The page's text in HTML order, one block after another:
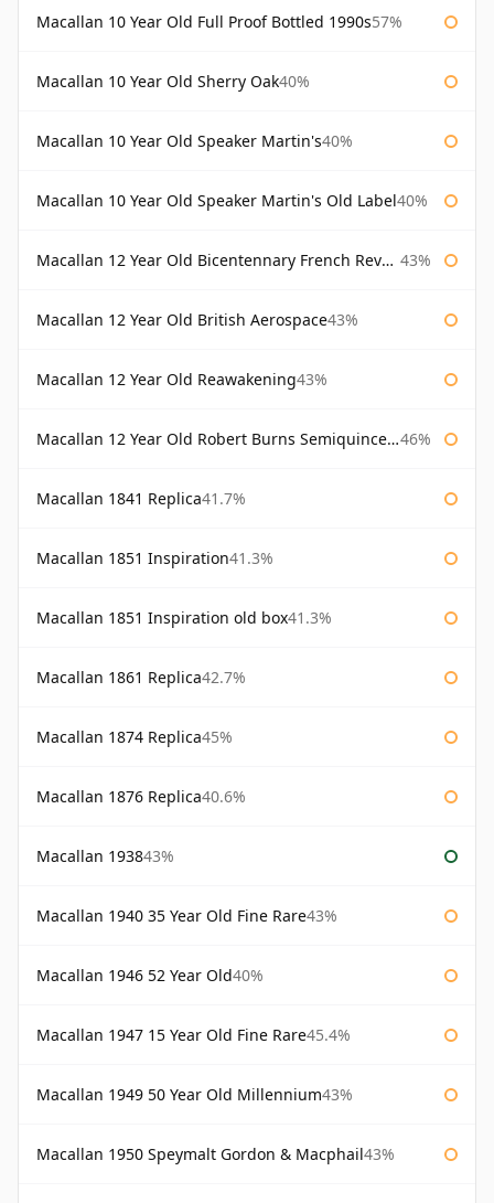
Macallan 10 Year Old Full Proof Bottled 1990s57%
Macallan 10 Year Old Sherry Oak40%
Macallan 10 Year Old Speaker Martin's40%
Macallan 10 Year Old Speaker Martin's Old Label40%
Macallan 12 Year Old Bicentennary French Revolution 43%
Macallan 12 Year Old British Aerospace43%
Macallan 12 Year Old Reawakening43%
Macallan 12 Year Old Robert Burns Semiquincentenary 46%
Macallan 1841 Replica41.7%
Macallan 1851 Inspiration41.3%
Macallan 1851 Inspiration old box41.3%
Macallan 1861 Replica42.7%
Macallan 1874 Replica45%
Macallan 1876 Replica40.6%
Macallan 193843%
Macallan 1940 35 Year Old Fine Rare43%
Macallan 1946 52 Year Old40%
Macallan 1947 15 Year Old Fine Rare45.4%
Macallan 1949 50 Year Old Millennium43%
Macallan 1950 Speymalt Gordon & Macphail43%